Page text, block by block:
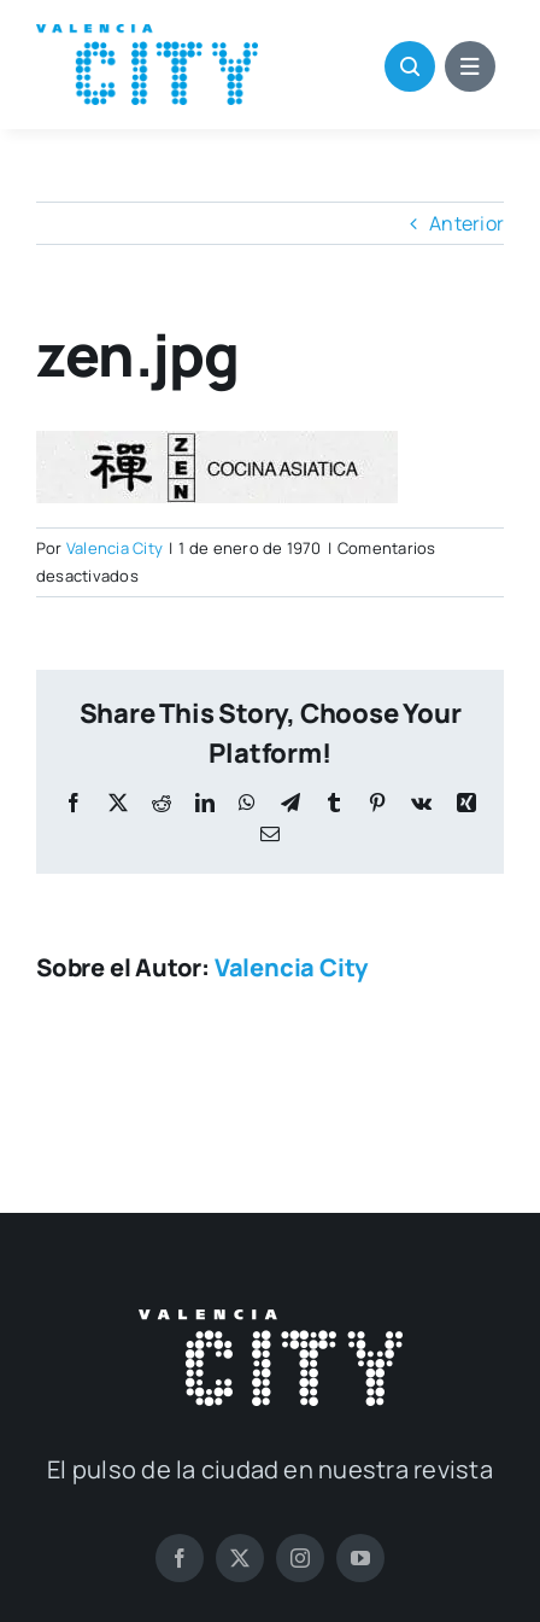
contenido
Anterior
zen.jpg
Por Valencia City | 1 de enero de 1970 | Comentarios
desactivadosen
zen.jpg
Share This Story, Choose Your
Platform!
Facebook
X RedditLinkedInWhatsApp
TelegramTumblr Pinterest
Vk
Xing
Correo
Sobre el Autor: Valencia City
El pul­so de la ciu­dad en nues­tra revis­ta